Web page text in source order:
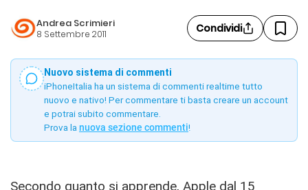
Andrea Scrimieri
8 Settembre 2011 Condividi
Nuovo sistema di commenti
iPhoneItalia ha un sistema di commenti realtime tutto
nuovo e nativo! Per commentare ti basta creare un account
e potrai subito commentare.
Prova la nuova sezione commenti!
Secondo quanto si apprende, Apple dal 15